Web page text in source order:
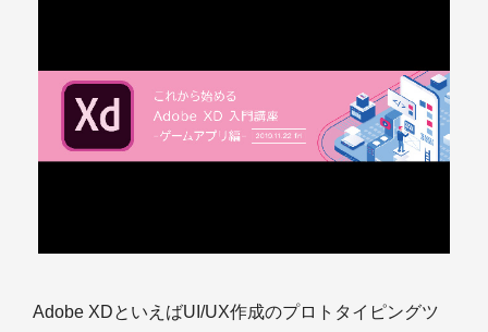
Adobe XDといえばUI/UX作成のプロトタイピングツ